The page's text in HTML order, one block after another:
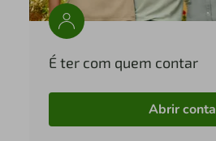
É ter com quem contar
Abrir conta